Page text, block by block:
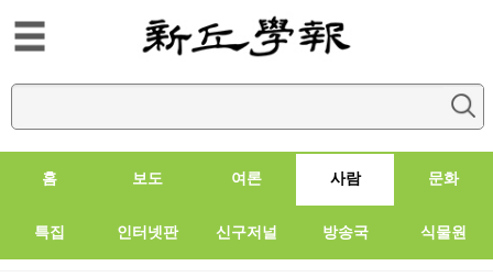
홈 보도 여론 사람 문화
특집 인터넷판 신구저널 방송국 식물원